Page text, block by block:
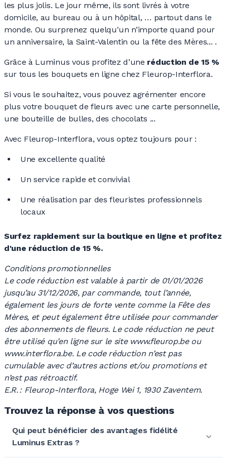
les plus jolis. Le jour même, ils sont livrés à votre
domicile, au bureau ou à un hôpital, … partout dans le
monde. Ou surprenez quelqu'un n’importe quand pour
un anniversaire, la Saint-Valentin ou la fête des Mères... .
Grâce à Luminus vous profitez d’une réduction de 15 %
sur tous les bouquets en ligne chez Fleurop-Interflora.
Si vous le souhaitez, vous pouvez agrémenter encore
plus votre bouquet de fleurs avec une carte personnelle,
une bouteille de bulles, des chocolats ...
Avec Fleurop-Interflora, vous optez toujours pour :
Une excellente qualité
Un service rapide et convivial
Une réalisation par des fleuristes professionnels
locaux
Surfez rapidement sur la boutique en ligne et profitez
d'une réduction de 15 %.
Conditions promotionnelles
Le code réduction est valable à partir de 01/01/2026
jusqu’au 31/12/2026, par commande, tout l’année,
également les jours de forte vente comme la Fête des
Mères, et peut également être utilisée pour commander
des abonnements de fleurs. Le code réduction ne peut
être utilisé qu’en ligne sur le site www.fleurop.be ou
www.interflora.be. Le code réduction n’est pas
cumulable avec d’autres actions et/ou promotions et
n’est pas rétroactif.
E.R. : Fleurop-Interflora, Hoge Wei 1, 1930 Zaventem.
Trouvez la réponse à vos questions
Qui peut bénéficier des avantages fidélité
Luminus Extras ?